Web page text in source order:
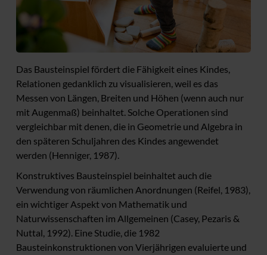
Das Bausteinspiel fördert die Fähigkeit eines Kindes,
Relationen gedanklich zu visualisieren, weil es das
Messen von Längen, Breiten und Höhen (wenn auch nur
mit Augenmaß) beinhaltet. Solche Operationen sind
vergleichbar mit denen, die in Geometrie und Algebra in
den späteren Schuljahren des Kindes angewendet
werden (Henniger, 1987).
Konstruktives Bausteinspiel beinhaltet auch die
Verwendung von räumlichen Anordnungen (Reifel, 1983),
ein wichtiger Aspekt von Mathematik und
Naturwissenschaften im Allgemeinen (Casey, Pezaris &
Nuttal, 1992). Eine Studie, die 1982
Bausteinkonstruktionen von Vierjährigen evaluierte und